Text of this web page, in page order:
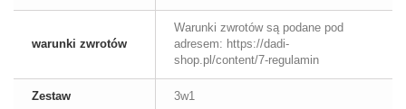
warunki zwrotów
Warunki zwrotów są podane pod
adresem: https://dadi-
shop.pl/content/7-regulamin
Zestaw 3w1